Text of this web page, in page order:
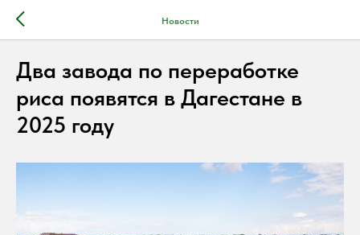
Новости
Два завода по переработке
риса появятся в Дагестане в
2025 году